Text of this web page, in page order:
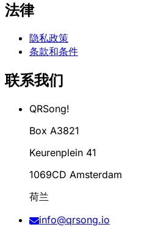
法律
隐私政策
条款和条件
联系我们
QRSong!
Box A3821
Keurenplein 41
1069CD Amsterdam
荷兰
info@qrsong.io